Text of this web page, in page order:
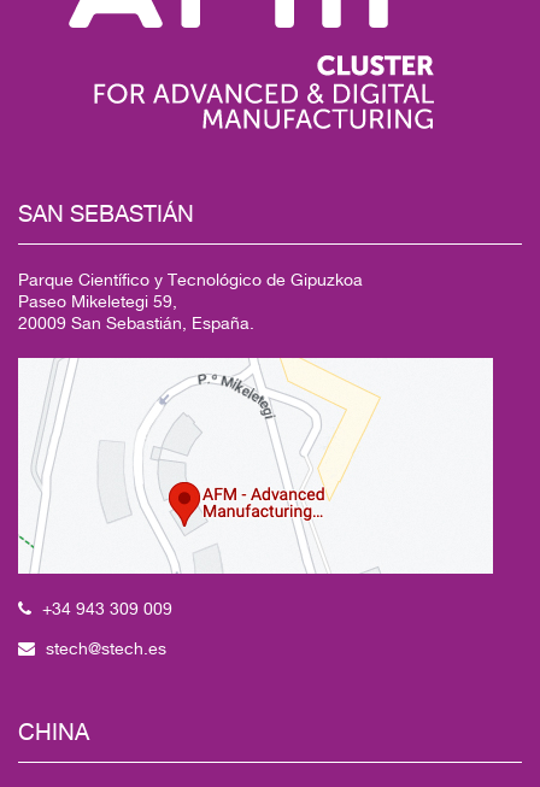
SAN SEBASTIÁN
Parque Científico y Tecnológico de Gipuzkoa
Paseo Mikeletegi 59,
20009 San Sebastián, España.
+34 943 309 009
stech@stech.es
CHINA